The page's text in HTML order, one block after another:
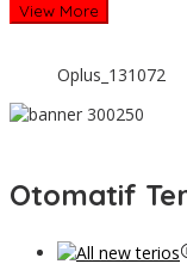
View More
Oplus_131072
Otomatif